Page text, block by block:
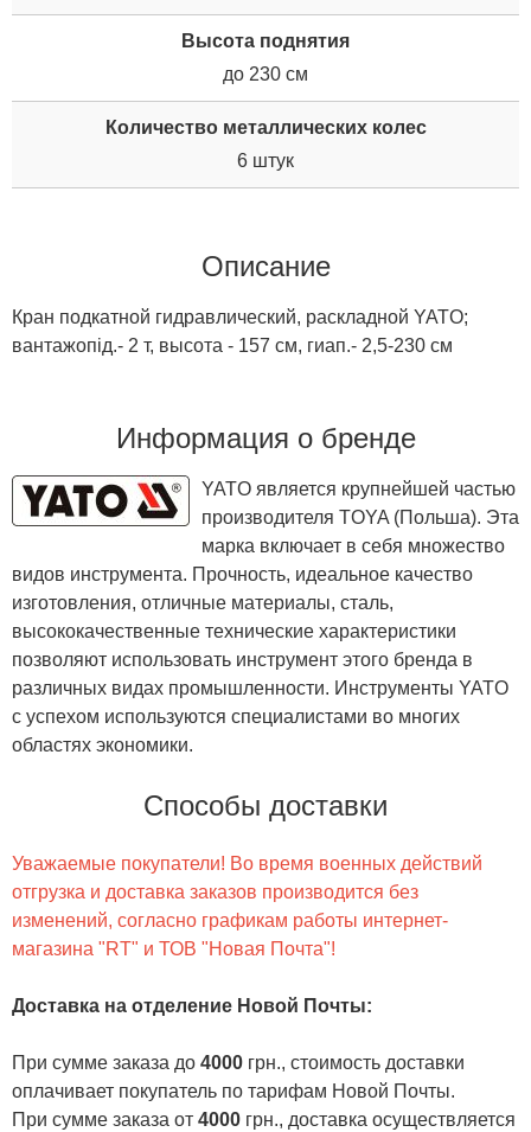
Высота поднятия
до 230 см
Количество металлических колес
6 штук
Описание
Кран подкатной гидравлический, раскладной YATO;
вантажопід.- 2 т, высота - 157 см, гиап.- 2,5-230 см
Информация о бренде
YATO является крупнейшей частью
производителя TOYA (Польша). Эта
марка включает в себя множество
видов инструмента. Прочность, идеальное качество
изготовления, отличные материалы, сталь,
высококачественные технические характеристики
позволяют использовать инструмент этого бренда в
различных видах промышленности. Инструменты YATO
с успехом используются специалистами во многих
областях экономики.
Способы доставки
Уважаемые покупатели! Во время военных действий
отгрузка и доставка заказов производится без
изменений, согласно графикам работы интернет-
магазина "RT" и ТОВ "Новая Почта"!
Доставка на отделение Новой Почты:
При сумме заказа до 4000 грн., стоимость доставки
оплачивает покупатель по тарифам Новой Почты.
При сумме заказа от 4000 грн., доставка осуществляется